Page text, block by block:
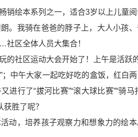
销绘本系列之一，适合3岁以上儿童阅
。我骑在爸爸的脖子上，大人小孩
区全体人员大集合！
社区运动大会开始了！上午是活跃的
；中午大家一起吃好吃的盒饭，红白
进行了“拔河比赛”“滚大球比赛”“骑
胜了呢？
动，培养孩子观察力和想象力的绘本